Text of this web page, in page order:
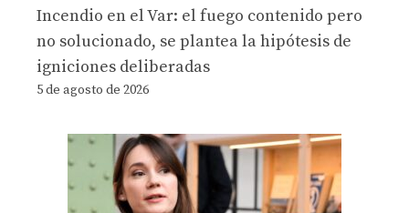
Incendio en el Var: el fuego contenido pero
no solucionado, se plantea la hipótesis de
igniciones deliberadas
5 de agosto de 2026